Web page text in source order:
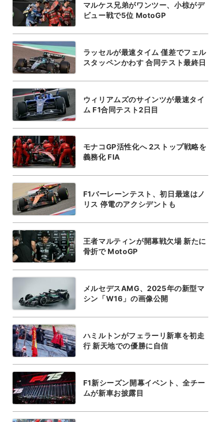
マルケス兄弟がワンツー、小椋がデ
ビュー戦で5位 MotoGP
ラッセルが最速タイム 僅差でフェル
スタッペンかわす 合同テスト最終日
ウィリアムズのサインツが最速タイ
ム F1合同テスト2日目
モナコGP活性化へ 2ストップ戦略を
義務化 FIA
F1バーレーンテスト、初日最速はノ
リス 停電のアクシデントも
王者マルティンが開幕戦欠場 新たに
骨折で MotoGP
メルセデスAMG、2025年の新型マ
シン「W16」の画像公開
ハミルトンがフェラーリ新車を初走
行 新天地での優勝に自信
F1新シーズン開幕イベント、全チー
ムが新車お披露目